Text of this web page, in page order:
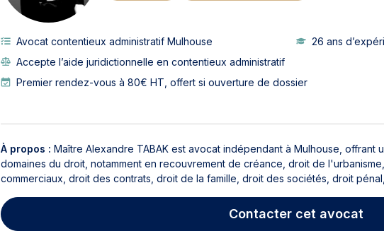
Avocat contentieux administratif Mulhouse
26 ans
Accepte l’aide juridictionnelle en contentieux administratif
Premier rendez-vous à 80€ HT, offert si ouverture de dossier
À propos : Maître Alexandre TABAK est avocat indépendant à Mulhouse, offrant
domaines du droit, notamment en recouvrement de créance, droit de
commerciaux, droit des contrats, droit de la famille, droit des sociétés, droit
Contactercet avocat